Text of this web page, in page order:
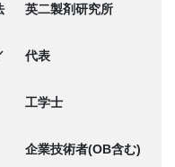
英二製剤研究所
代表
工学士
企業技術者(OB含む)